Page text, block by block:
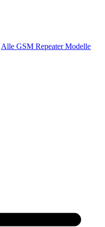
Alle GSM Repeater Modelle